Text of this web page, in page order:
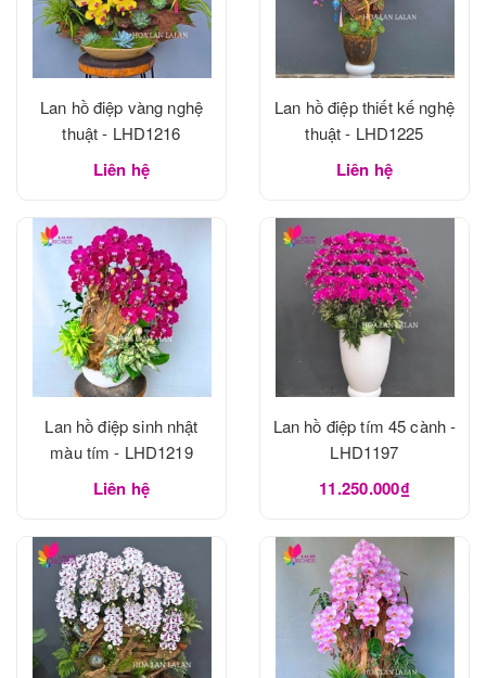
Lan hồ điệp vàng nghệ
thuật - LHD1216
Liên hệ
Lan hồ điệp thiết kế nghệ
thuật - LHD1225
Liên hệ
Lan hồ điệp sinh nhật
màu tím - LHD1219
Liên hệ
Lan hồ điệp tím 45 cành -
LHD1197
11.250.000₫